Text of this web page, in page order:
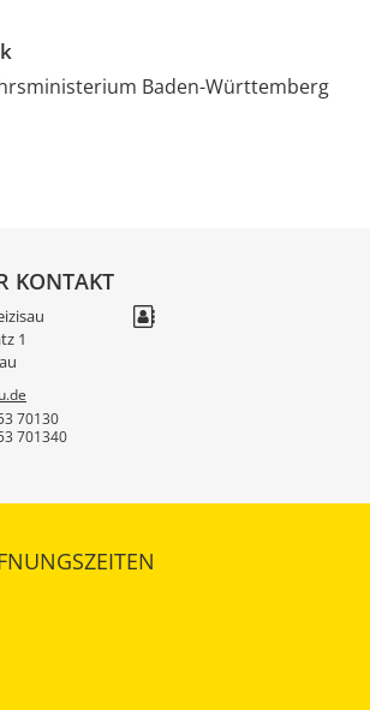
Baden-Württemberg
KONTAKT
1
70130
701340